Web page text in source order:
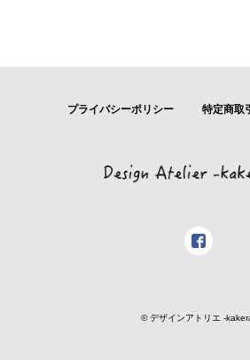
プライバシーポリシー 特定商取
© デザインアトリエ -